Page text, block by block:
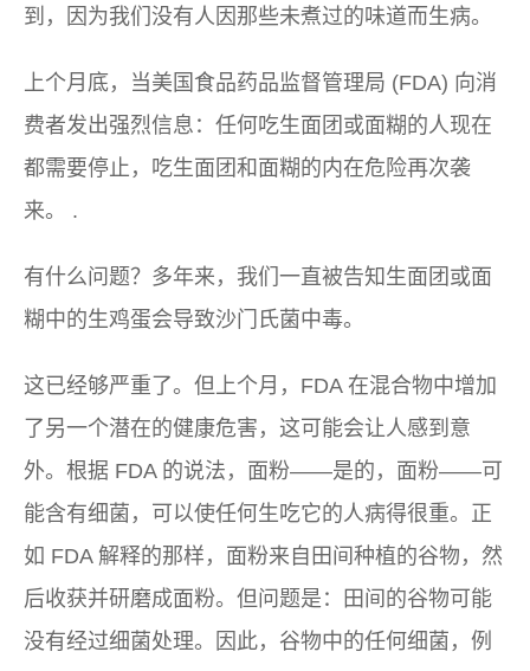
到，因为我们没有人因那些未煮过的味道而生病。
上个月底，当美国食品药品监督管理局 (FDA) 向消
费者发出强烈信息：任何吃生面团或面糊的人现在
都需要停止 ，吃生面团和面糊的内在危险再次袭
来。 .
有什么问题？多年来，我们一直被告知生面团或面
糊中的生鸡蛋会导致沙门氏菌中毒。
这已经够严重了。但上个月，FDA 在混合物中增加
了另一个潜在的健康危害，这可能会让人感到意
外。根据 FDA 的说法，面粉——是的，面粉——可
能含有细菌，可以使任何生吃它的人病得很重。正
如 FDA 解释的那样，面粉来自田间种植的谷物，然
后收获并研磨成面粉。但问题是：田间的谷物可能
没有经过细菌处理。因此，谷物中的任何细菌，例